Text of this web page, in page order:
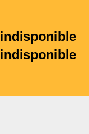
indisponible
indisponible